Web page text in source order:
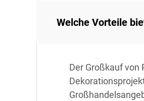
Welche Vorteile
Der Großkauf